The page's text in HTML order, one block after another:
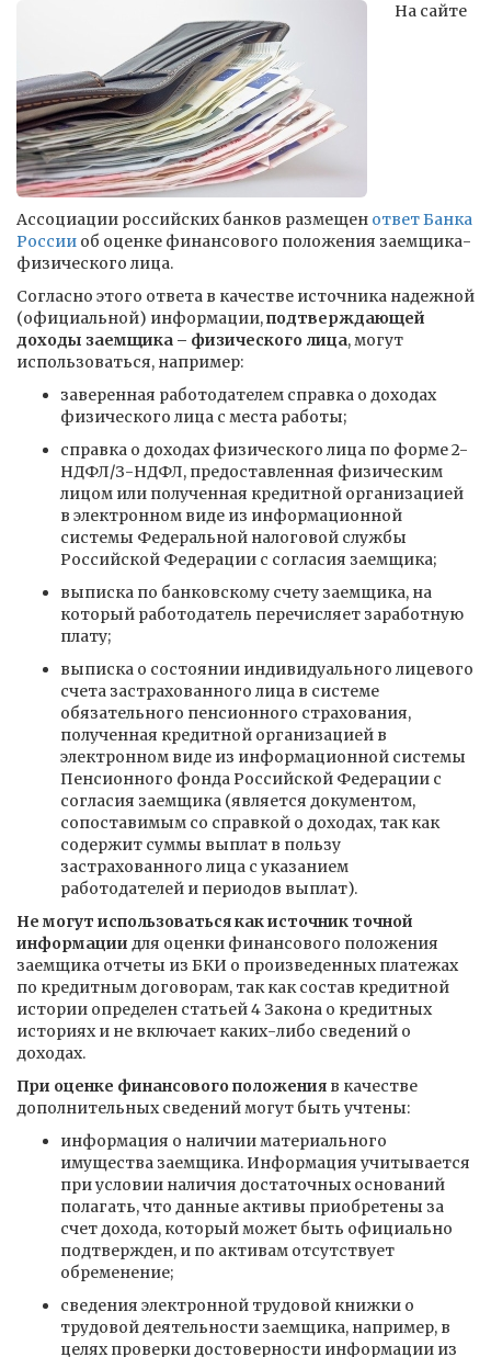
На сайте
Ассоциации российских банков размещен ответ Банка
России об оценке финансового положения заемщика-
физического лица.
Согласно этого ответа в качестве источника надежной
(официальной) информации,подтверждающей
доходы заемщика – физического лица, могут
использоваться, например:
заверенная работодателем справка о доходах
физического лица с места работы;
справка о доходах физического лица по форме 2-
НДФЛ/З-НДФЛ, предоставленная физическим
лицом или полученная кредитной организацией
в электронном виде из информационной
системы Федеральной налоговой службы
Российской Федерации с согласия заемщика;
выписка по банковскому счету заемщика, на
который работодатель перечисляет заработную
плату;
выписка о состоянии индивидуального лицевого
счета застрахованного лица в системе
обязательного пенсионного страхования,
полученная кредитной организацией в
электронном виде из информационной системы
Пенсионного фонда Российской Федерации с
согласия заемщика (является документом,
сопоставимым со справкой о доходах, так как
содержит суммы выплат в пользу
застрахованного лица с указанием
работодателей и периодов выплат).
Не могут использоваться как источник точной
информации для оценки финансового положения
заемщика отчеты из БКИ о произведенных платежах
по кредитным договорам, так как состав кредитной
истории определен статьей 4 Закона о кредитных
историях и не включает каких-либо сведений о
доходах.
При оценке финансового положения в качестве
дополнительных сведений могут быть учтены:
информация о наличии материального
имущества заемщика. Информация учитывается
при условии наличия достаточных оснований
полагать, что данные активы приобретены за
счет дохода, который может быть официально
подтвержден, и по активам отсутствует
обременение;
сведения электронной трудовой книжки о
трудовой деятельности заемщика, например, в
целях проверки достоверности информации из